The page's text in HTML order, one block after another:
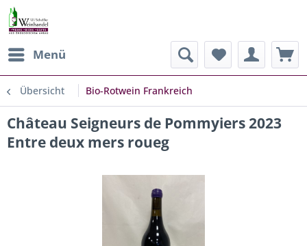
Menü
Übersicht Bio-Rotwein Frankreich
Château Seigneurs de Pommyiers 2023
Entre deux mers roueg